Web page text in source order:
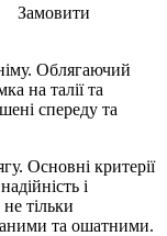
Замовити
Облягаючий
на талії та
спереду та
Основні критерії
і
тільки
та ошатними.